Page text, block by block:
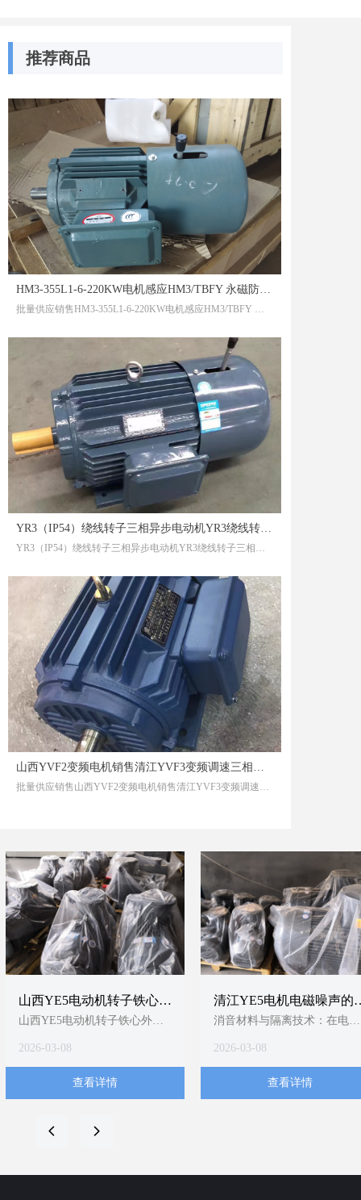
HM3-355L1-6-220KW电机感应HM3/TBFY 永磁防爆电机潜意识的大海自动
批量供应销售HM3-355L1-6-220KW电机感应HM3/TBFY 永磁防爆电机潜意识的大海自动
YR3（IP54）绕线转子三相异步电动机YR3绕线转子三相异步电动机
YR3（IP54）绕线转子三相异步电动机YR3绕线转子三相异步电动机
山西YVF2变频电机销售清江YVF3变频调速三相异步电动机女孩男孩都要穷养
批量供应销售山西YVF2变频电机销售清江YVF3变频调速三相异步电动机女孩男孩都要穷养
推荐商品
山西YE5电动机转子铁心外
圆精加工技术要求
山西YE5电动机转子铁心外圆
轴度≤0.5mm、粗糙度
≤3.2μm、尺寸公差±0.05mm三
刀+定位轴套工艺组合。当前缺
2026-03-08
查看详情
清江YE5电机电磁噪声的
制分析
消音材料与隔离技术：在电机
播路径1；YE5电机明确提
及“使用消音材料”以吸收或隔
2026-03-08
查看详情
넳 넲